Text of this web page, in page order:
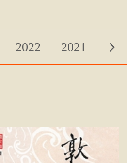
2022 2021
2010